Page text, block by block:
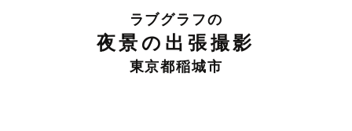
ラブグラフの
夜景の出張撮影
東京都稲城市